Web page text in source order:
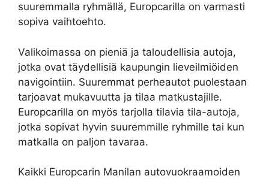
suuremmalla ryhmällä, Europcarilla on varmasti
sopiva vaihtoehto.
Valikoimassa on pieniä ja taloudellisia autoja,
jotka ovat täydellisiä kaupungin lieveilmiöiden
navigointiin. Suuremmat perheautot puolestaan
tarjoavat mukavuutta ja tilaa matkustajille.
Europcarilla on myös tarjolla tilavia tila-autoja,
jotka sopivat hyvin suuremmille ryhmille tai kun
matkalla on paljon tavaraa.
Kaikki Europcarin Manilan autovuokraamoiden